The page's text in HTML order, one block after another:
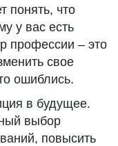
понять, что
у вас есть
профессии – это
свое
ошиблись.
в будущее.
выбор
повысить